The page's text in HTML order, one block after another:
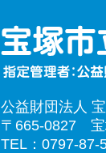
公益財団法人
〒665-0827 宝
TEL：0797-